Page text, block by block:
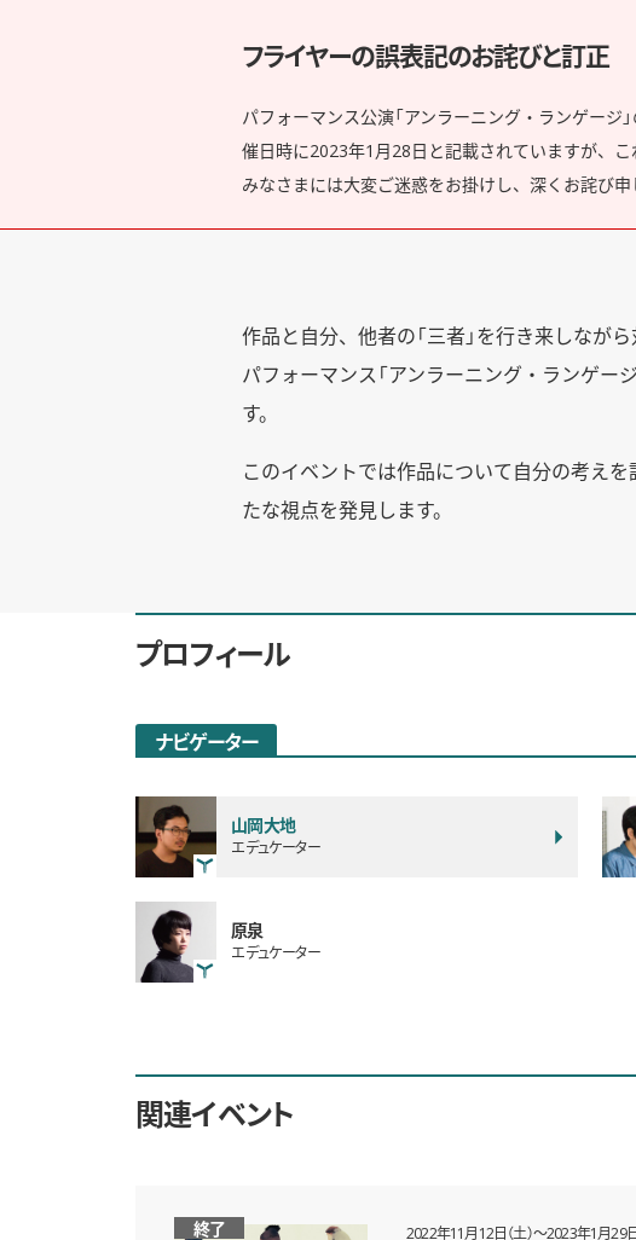
フライヤーの誤表記のお詫びと訂正
パフォーマンス公演「アンラーニング・ランゲージ
催日時に2023年1月28日と記載されていますが、こ
みなさまには大変ご迷惑をお掛けし、深くお詫び申
作品と自分、他者の「三者」を行き来しなが
パフォーマンス「アンラーニング・ランゲー
す。
このイベントでは作品について自分の考え
たな視点を発見します。
プロフィール
ナビゲーター
山岡大地
エデュケーター
原泉
エデュケーター
関連イベント
2022年11月12日（土）〜2023年1月29日
終了